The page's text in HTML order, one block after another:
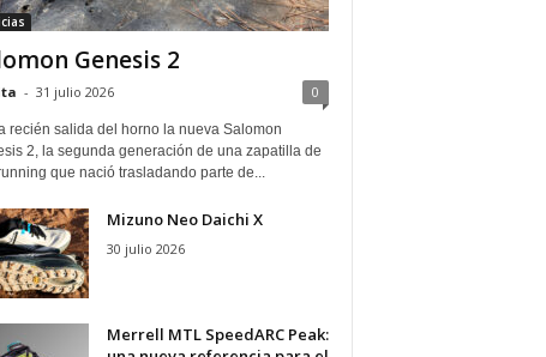
Genesis 2
- 31 julio 2026 0
recién salida del horno la nueva Salomon
2, la segunda generación de una zapatilla de
que nació trasladando parte de...
Mizuno Neo Daichi X
30 julio 2026
Merrell MTL SpeedARC Peak: